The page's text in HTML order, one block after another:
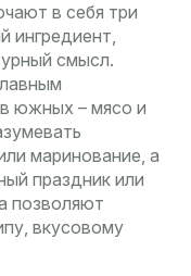
в себя три
ингредиент,
смысл.
южных – мясо и
маринование, а
праздник или
позволяют
вкусовому